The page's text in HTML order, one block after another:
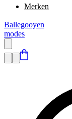
Merken
Ballegooyen
modes